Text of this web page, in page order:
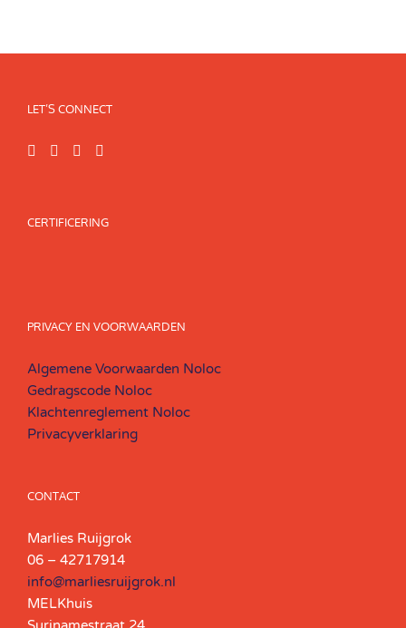
LET’S CONNECT
CERTIFICERING
PRIVACY EN VOORWAARDEN
Algemene Voorwaarden Noloc
Gedragscode Noloc
Klachtenreglement Noloc
Privacyverklaring
CONTACT
Marlies Ruijgrok
06 – 42717914
info@marliesruijgrok.nl
MELKhuis